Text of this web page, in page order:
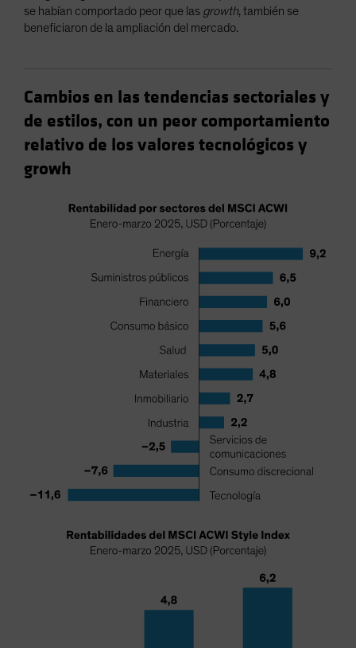
se habían comportado peor que las growth, también se
beneficiaron de la ampliación del mercado.
Cambios en las tendencias sectoriales y
de estilos, con un peor comportamiento
relativo de los valores tecnológicos y
growh